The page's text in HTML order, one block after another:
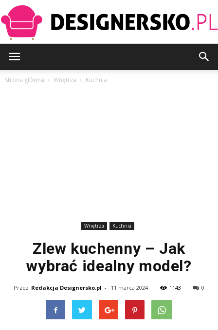
Strona główna Wnętrza Kuchnia
Wnętrza Kuchnia
Zlew kuchenny – Jak
wybrać idealny model?
Przez Redakcja Designersko.pl - 11 marca 2024 1143 0